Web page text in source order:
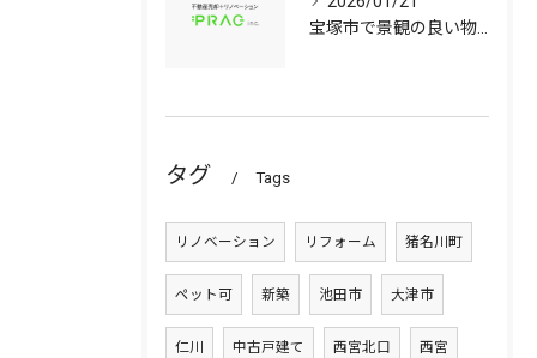
宝塚市で景観の良い物件選びに役立つ中古マンションと中古戸建てのポイント
タグ Tags
リノベーション リフォーム 猪名川町
ペット可 新築 池田市 大津市
仁川 中古戸建て 西宮北口 西宮